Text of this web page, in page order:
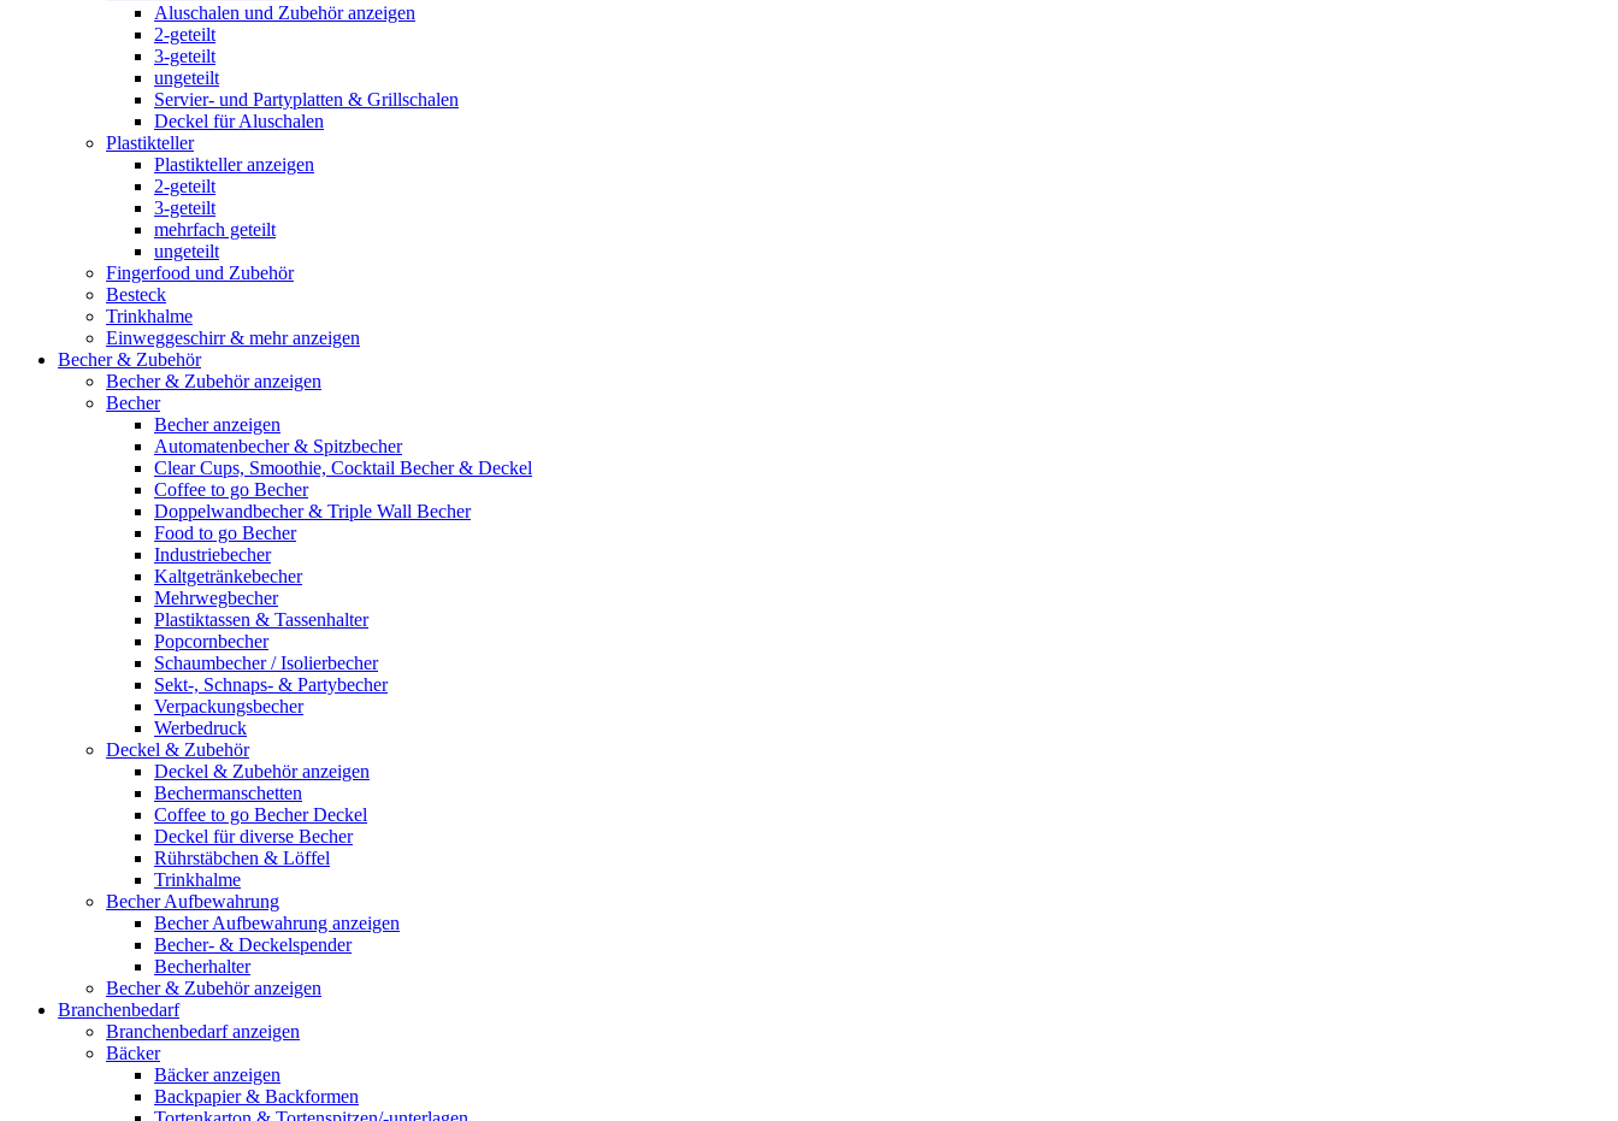
Aluschalen und Zubehör anzeigen
2-geteilt
3-geteilt
ungeteilt
Servier- und Partyplatten & Grillschalen
Deckel für Aluschalen
Plastikteller
Plastikteller anzeigen
2-geteilt
3-geteilt
mehrfach geteilt
ungeteilt
Fingerfood und Zubehör
Besteck
Trinkhalme
Einweggeschirr & mehr anzeigen
Becher & Zubehör
Becher & Zubehör anzeigen
Becher
Becher anzeigen
Automatenbecher & Spitzbecher
Clear Cups, Smoothie, Cocktail Becher & Deckel
Coffee to go Becher
Doppelwandbecher & Triple Wall Becher
Food to go Becher
Industriebecher
Kaltgetränkebecher
Mehrwegbecher
Plastiktassen & Tassenhalter
Popcornbecher
Schaumbecher / Isolierbecher
Sekt-, Schnaps- & Partybecher
Verpackungsbecher
Werbedruck
Deckel & Zubehör
Deckel & Zubehör anzeigen
Bechermanschetten
Coffee to go Becher Deckel
Deckel für diverse Becher
Rührstäbchen & Löffel
Trinkhalme
Becher Aufbewahrung
Becher Aufbewahrung anzeigen
Becher- & Deckelspender
Becherhalter
Becher & Zubehör anzeigen
Branchenbedarf
Branchenbedarf anzeigen
Bäcker
Bäcker anzeigen
Backpapier & Backformen